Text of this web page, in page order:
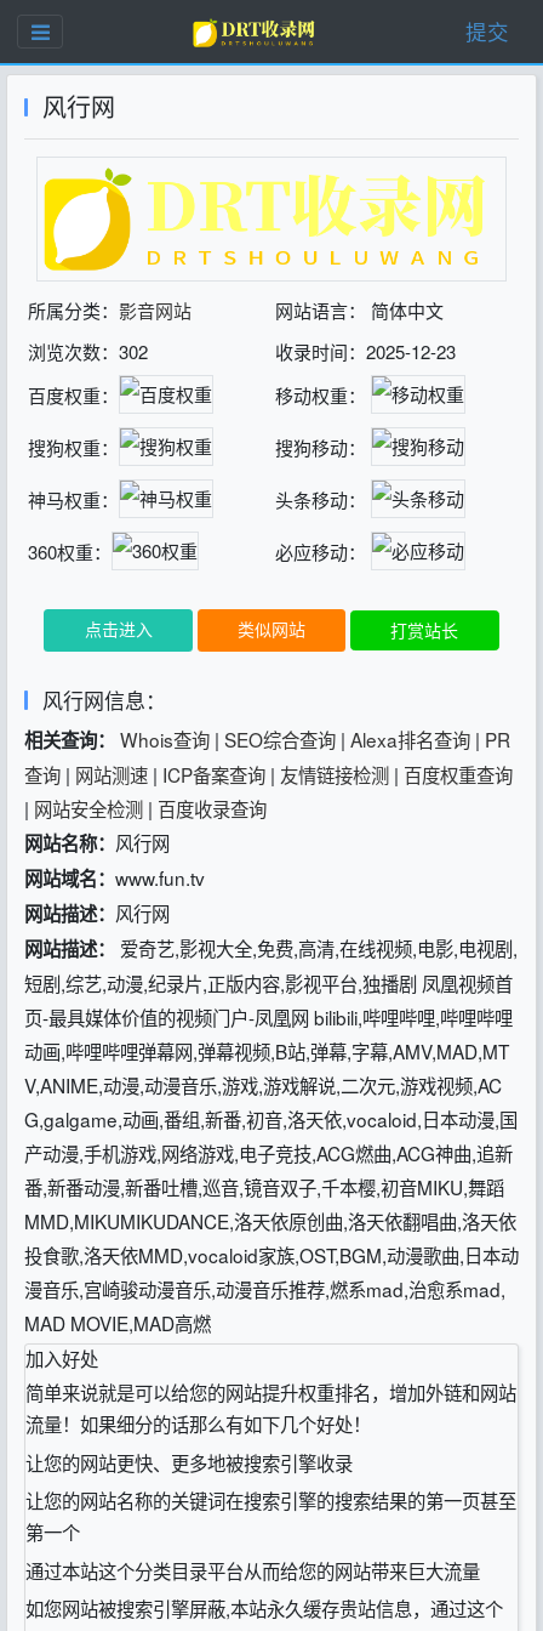
提交
风行网
所属分类： 影音网站
网站语言： 简体中文
浏览次数：302
收录时间：2025-12-23
百度权重：
移动权重：
搜狗权重： 搜狗移动：
神马权重： 头条移动：
360权重： 必应移动：
点击进入 类似网站 打赏站长
风行网信息：
相关查询： Whois查询 | SEO综合查询 | Alexa排名查询 | PR
查询 | 网站测速 | ICP备案查询 | 友情链接检测 | 百度权重查询
| 网站安全检测 | 百度收录查询
网站名称： 风行网
网站域名： www.fun.tv
网站描述： 风行网
网站描述：
爱奇艺,影视大全,免费,高清,在线视频,电影,电视剧,
短剧,综艺,动漫,纪录片,正版内容,影视平台,独播剧 凤凰视频首
页-最具媒体价值的视频门户-凤凰网 bilibili,哔哩哔哩,哔哩哔哩
动画,哔哩哔哩弹幕网,弹幕视频,B站,弹幕,字幕,AMV,MAD,MT
V,ANIME,动漫,动漫音乐,游戏,游戏解说,二次元,游戏视频,AC
G,galgame,动画,番组,新番,初音,洛天依,vocaloid,日本动漫,国
产动漫,手机游戏,网络游戏,电子竞技,ACG燃曲,ACG神曲,追新
番,新番动漫,新番吐槽,巡音,镜音双子,千本樱,初音MIKU,舞蹈
MMD,MIKUMIKUDANCE,洛天依原创曲,洛天依翻唱曲,洛天依
投食歌,洛天依MMD,vocaloid家族,OST,BGM,动漫歌曲,日本动
漫音乐,宫崎骏动漫音乐,动漫音乐推荐,燃系mad,治愈系mad,
MAD MOVIE,MAD高燃
加入好处
简单来说就是可以给您的网站提升权重排名，增加外链和网站
流量！如果细分的话那么有如下几个好处！
让您的网站更快、更多地被搜索引擎收录
让您的网站名称的关键词在搜索引擎的搜索结果的第一页甚至
第一个
通过本站这个分类目录平台从而给您的网站带来巨大流量
如您网站被搜索引擎屏蔽,本站永久缓存贵站信息，通过这个